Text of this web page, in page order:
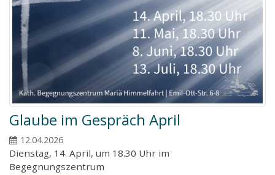
Glaube im Gespräch April
12.04.2026
Dienstag, 14. April, um 18.30 Uhr im
Begegnungszentrum